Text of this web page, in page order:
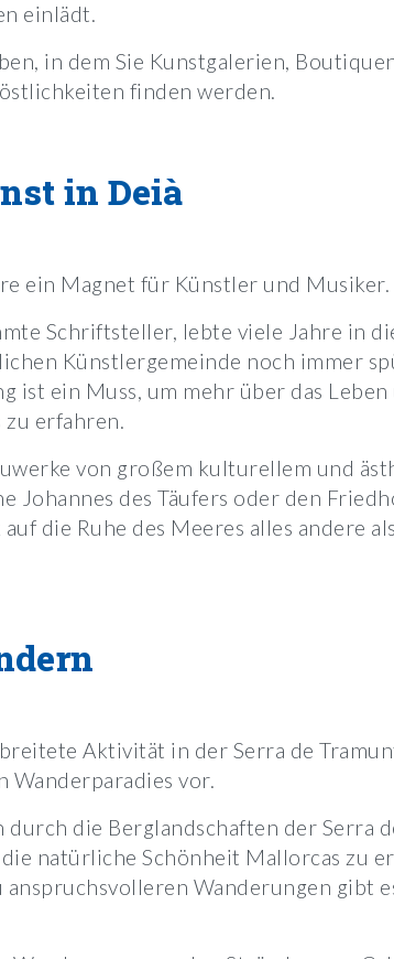
einlädt.
in dem Sie Kunstgalerien,
finden werden.
in Deià
ein Magnet für Künstler und Musiker.
Schriftsteller, lebte viele Jahre in
Künstlergemeinde noch immer
ist ein Muss, um mehr über das Leben
erfahren.
von großem kulturellem und
Johannes des Täufers oder den
die Ruhe des Meeres alles andere
Aktivität in der Serra de
Wanderparadies vor.
durch die Berglandschaften der Serra
natürliche Schönheit Mallorcas zu
anspruchsvolleren Wanderungen gibt